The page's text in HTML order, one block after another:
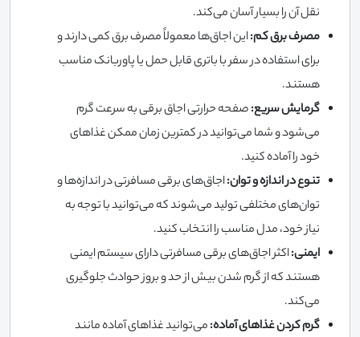
نقل آن را بسیار آسان می‌کند.
مصرف برق کم:این اجاق‌ها معمولاً مصرف برق کمی دارند و
برای استفاده در سفر با باتری قابل حمل یا پاوربانک مناسب
هستند.
گرمایش سریع:صفحه حرارتی اجاق برقی به سرعت گرم
می‌شود و شما می‌توانید در کمترین زمان ممکن غذاهای
خود را آماده کنید.
تنوع در اندازه و توان:اجاق‌های برقی مسافرتی در اندازه‌ها و
توان‌های مختلفی تولید می‌شوند که می‌توانید با توجه به
نیاز خود، مدل مناسب را انتخاب کنید.
ایمنی:اکثر اجاق‌های برقی مسافرتی دارای سیستم ایمنی
هستند که از گرم شدن بیش از حد و بروز حوادث جلوگیری
می‌کند.
گرم کردن غذاهای آماده:می‌توانید غذاهای آماده مانند